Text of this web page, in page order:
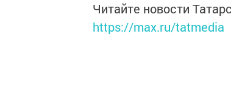
Читайте новости
https://max.ru/tatmedia